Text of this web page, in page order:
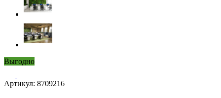
Выгодно
Артикул: 8709216